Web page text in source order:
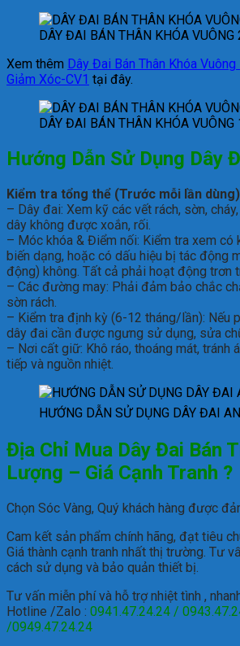
DÂY ĐAI BÁN THÂN KHÓA
Xem thêm Dây Đai Bán Thân Khóa
Giảm Xóc-CV1 tại đây.
DÂY ĐAI BÁN THÂN KHÓA
Hướng Dẫn Sử Dụng Dây
Kiểm tra tổng thể (Trước mỗi lần
– Dây đai: Xem kỹ các vết rách, sờn,
dây không được xoắn, rối.
– Móc khóa & Điểm nối: Kiểm tra xem có
biến dạng, hoặc có dấu hiệu bị tác động
động) không. Tất cả phải hoạt động trơn
– Các đường may: Phải đảm bảo chắc
sờn rách.
– Kiểm tra định kỳ (6-12 tháng/lần): Nếu
dây đai cần được ngưng sử dụng, sửa
– Nơi cất giữ: Khô ráo, thoáng mát, tránh
tiếp và nguồn nhiệt.
HƯỚNG DẪN SỬ DỤNG DÂY ĐAI
Địa Chỉ Mua Dây Đai Bán
Lượng – Giá Cạnh Tranh ?
Chọn Sóc Vàng, Quý khách hàng được
Cam kết sản phẩm chính hãng, đạt tiêu
Giá thành cạnh tranh nhất thị trường. Tư
cách sử dụng và bảo quản thiết bị.
Tư vấn miễn phí và hỗ trợ nhiệt tình ,
Hotline /Zalo : 0941.47.24.24 /
/0949.47.24.24